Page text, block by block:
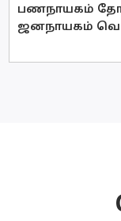
பணநாயகம்
ஜனநாயகம்